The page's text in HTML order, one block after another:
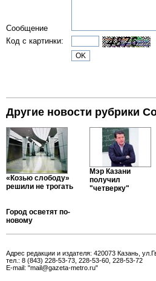
Сообщение
Код с картинки:
Другие новости рубрики
«Козью слободу»
решили не трогать
Мэр Казани
получил
"четверку"
Город осветят по-
новому
Адрес редакции и издателя: 420073 Казань,
тел.: 8 (843) 228-53-73, 228-53-60, 228-53-72
E-mail: "mail@gazeta-metro.ru"